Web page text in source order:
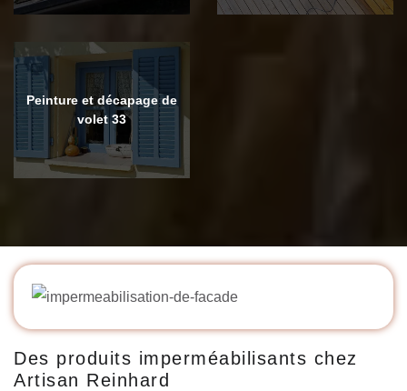
Peinture et décapage de
volet 33
Des produits imperméabilisants chez
Artisan Reinhard